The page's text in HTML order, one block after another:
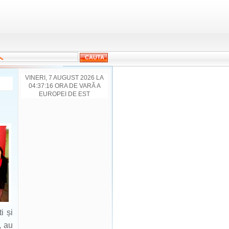
și
au
VINERI, 7 AUGUST 2026 LA
04:37:16 ORA DE VARĂ A
EUROPEI DE EST